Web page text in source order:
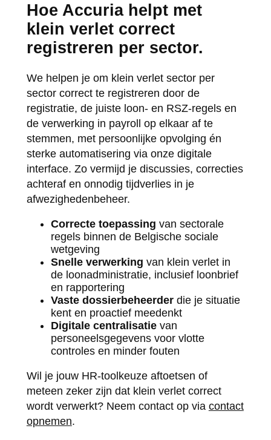
Hoe Accuria helpt met
klein verlet correct
registreren per sector.
We helpen je om klein verlet sector per
sector correct te registreren door de
registratie, de juiste loon- en RSZ-regels en
de verwerking in payroll op elkaar af te
stemmen, met persoonlijke opvolging én
sterke automatisering via onze digitale
interface. Zo vermijd je discussies, correcties
achteraf en onnodig tijdverlies in je
afwezighedenbeheer.
Correcte toepassing van sectorale
regels binnen de Belgische sociale
wetgeving
Snelle verwerking van klein verlet in
de loonadministratie, inclusief loonbrief
en rapportering
Vaste dossierbeheerderdie je situatie
kent en proactief meedenkt
Digitale centralisatievan
personeelsgegevens voor vlotte
controles en minder fouten
Wil je jouw HR-toolkeuze aftoetsen of
meteen zeker zijn dat klein verlet correct
wordt verwerkt? Neem contact op via contact
opnemen.